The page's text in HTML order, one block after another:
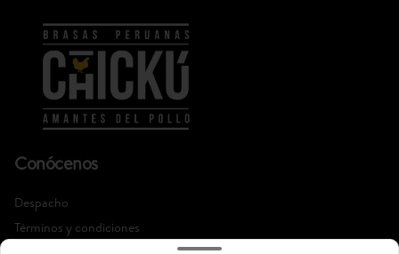
Conócenos
Despacho
Términos y condiciones